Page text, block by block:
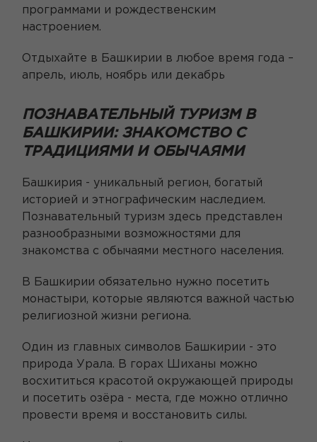
программами и рождественским
настроением.
Отдыхайте в Башкирии в любое время года –
апрель, июль, ноябрь или декабрь
ПОЗНАВАТЕЛЬНЫЙ ТУРИЗМ В
БАШКИРИИ: ЗНАКОМСТВО С
ТРАДИЦИЯМИ И ОБЫЧАЯМИ
Башкирия - уникальный регион, богатый
историей и этнографическим наследием.
Познавательный туризм здесь представлен
разнообразными возможностями для
знакомства с обычаями местного населения.
В Башкирии обязательно нужно посетить
монастыри, которые являются важной частью
религиозной жизни региона.
Один из главных символов Башкирии - это
природа Урала. В горах Шиханы можно
восхититься красотой окружающей природы
и посетить озёра - места, где можно отлично
провести время и восстановить силы.